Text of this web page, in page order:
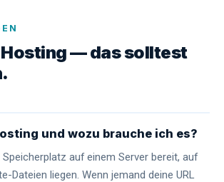
Hosting — das solltest
und wozu brauche ich es?
auf einem Server bereit, auf
Dateien liegen. Wenn jemand deine URL